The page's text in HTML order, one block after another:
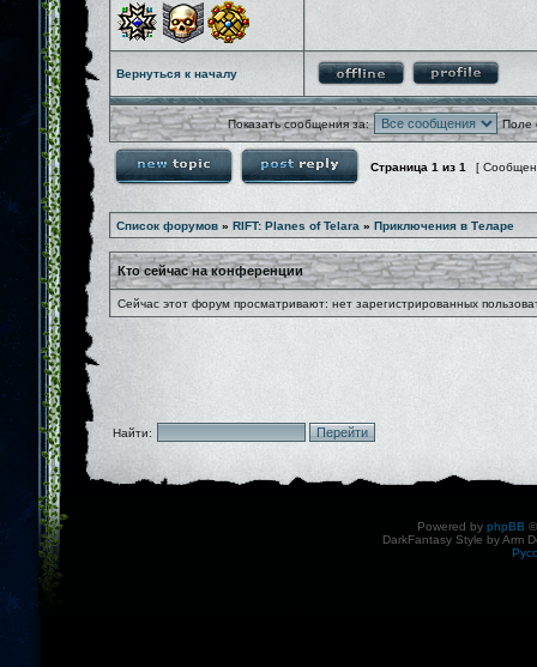
Вернуться к началу
Показать сообщения за: Поле
Страница 1 из 1 [
Список форумов » RIFT: Planes of Telara » Приключения в Теларе
Кто сейчас на конференции
Сейчас этот форум просматривают: нет зарегистрированных
Найти:
Powered by phpBB
DarkFantasy Style by Arm